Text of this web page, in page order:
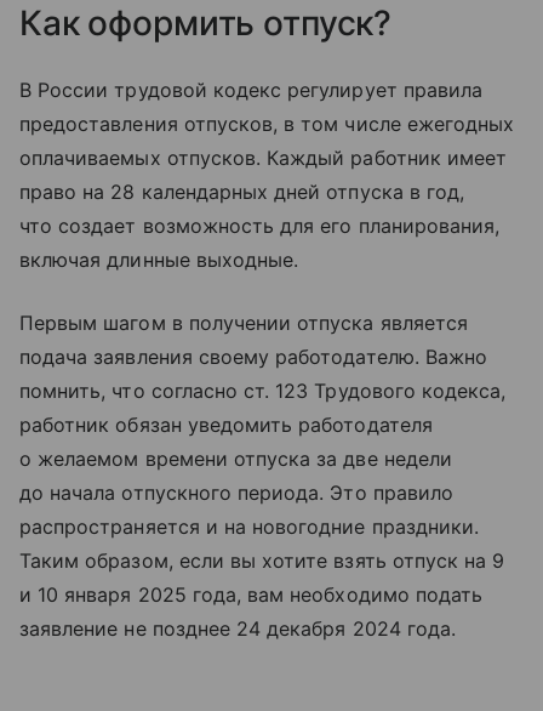
Как оформить отпуск?
В России трудовой кодекс регулирует правила
предоставления отпусков, в том числе ежегодных
оплачиваемых отпусков. Каждый работник имеет
право на 28 календарных дней отпуска в год,
что создает возможность для его планирования,
включая длинные выходные.
Первым шагом в получении отпуска является
подача заявления своему работодателю. Важно
помнить, что согласно ст. 123 Трудового кодекса,
работник обязан уведомить работодателя
о желаемом времени отпуска за две недели
до начала отпускного периода. Это правило
распространяется и на новогодние праздники.
Таким образом, если вы хотите взять отпуск на 9
и 10 января 2025 года, вам необходимо подать
заявление не позднее 24 декабря 2024 года.